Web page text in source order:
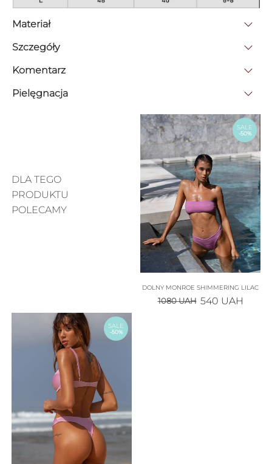
Materiał
Szczegóły
Komentarz
Pielęgnacja
DLA TEGO
PRODUKTU
POLECAMY
SALE
-50%
DOLNY MONROE SHIMMERING LILAC
1080UAH 540 UAH
SALE
-50%